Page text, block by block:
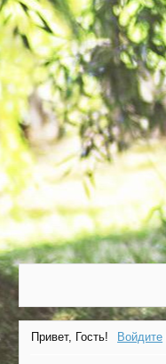
Привет, Гость! Войдите